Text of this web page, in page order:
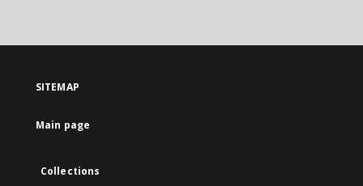
open
new
SITEMAP
Main page
Collections